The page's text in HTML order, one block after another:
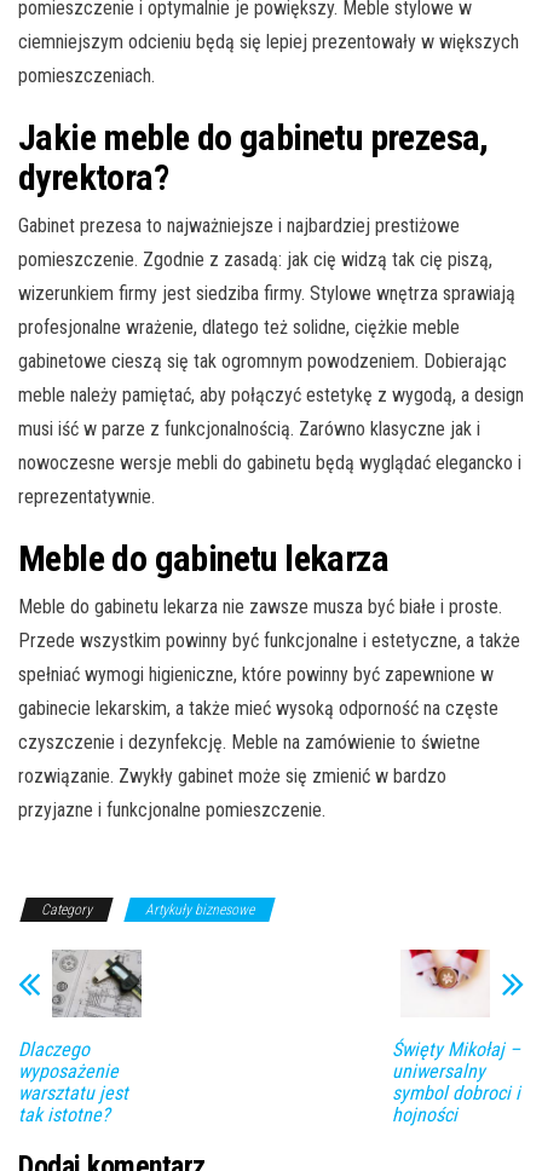
pomieszczenie i optymalnie je powiększy. Meble stylowe w
ciemniejszym odcieniu będą się lepiej prezentowały w większych
pomieszczeniach.
Jakie meble do gabinetu prezesa,
dyrektora?
Gabinet prezesa to najważniejsze i najbardziej prestiżowe
pomieszczenie. Zgodnie z zasadą: jak cię widzą tak cię piszą,
wizerunkiem firmy jest siedziba firmy. Stylowe wnętrza sprawiają
profesjonalne wrażenie, dlatego też solidne, ciężkie meble
gabinetowe cieszą się tak ogromnym powodzeniem. Dobierając
meble należy pamiętać, aby połączyć estetykę z wygodą, a design
musi iść w parze z funkcjonalnością. Zarówno klasyczne jak i
nowoczesne wersje mebli do gabinetu będą wyglądać elegancko i
reprezentatywnie.
Meble do gabinetu lekarza
Meble do gabinetu lekarza nie zawsze musza być białe i proste.
Przede wszystkim powinny być funkcjonalne i estetyczne, a także
spełniać wymogi higieniczne, które powinny być zapewnione w
gabinecie lekarskim, a także mieć wysoką odporność na częste
czyszczenie i dezynfekcję. Meble na zamówienie to świetne
rozwiązanie. Zwykły gabinet może się zmienić w bardzo
przyjazne i funkcjonalne pomieszczenie.
Category Artykuły biznesowe
Dlaczego
wyposażenie
warsztatu jest
tak istotne?
Święty Mikołaj –
uniwersalny
symbol dobroci i
hojności